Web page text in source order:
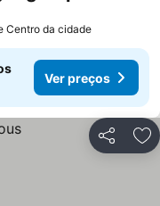
Centro da cidade
Ver preços
Partilhar